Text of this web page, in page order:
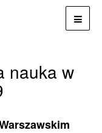
nauka w